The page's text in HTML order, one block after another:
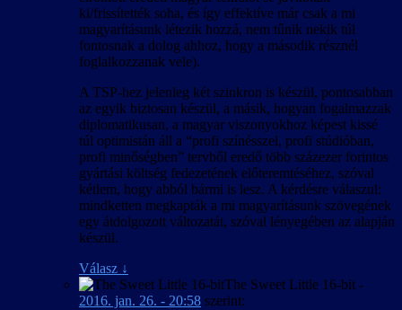
ki/frissítették soha, és így effektíve már csak a mi
magyarításunk létezik hozzá, nem tűnik nekik túl
fontosnak a dolog ahhoz, hogy a második résznél
foglalkozzanak vele).
A TSP-hez jelenleg két szinkron is készül, pontosabban
az egyik biztosan készül, a másik, hogyan fogalmazzak
diplomatikusan, a magyar viszonyokhoz képest kissé
túl optimistán áll a “profi színésszel, profi stúdióban,
profi minőségben” tervből eredő több százezer forintos
gyártási költség fedezetének előteremtéséhez, szóval
kétlem, hogy abból bármi is lesz. A kérdésre válaszul:
mindketten megkapták a mi magyarításunk szövegének
egy átdolgozott változatát, szóval lényegében az alapján
készül.
Válasz ↓
The Sweet Little 16-bit -
2016. jan. 26. - 20:58 szerint: